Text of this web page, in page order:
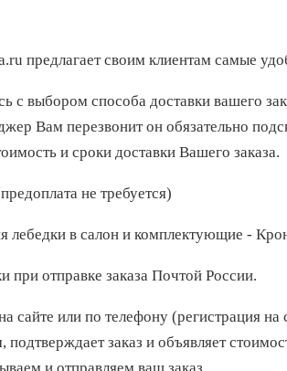
предлагает своим клиентам самые
с выбором способа доставки вашего
Вам перезвонит он обязательно
и сроки доставки Вашего заказа.
не требуется)
при отправке заказа Почтой России.
сайте или по телефону (регистрация на
заказ и объявляет